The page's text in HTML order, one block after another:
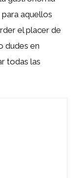
aquellos
el placer de
dudes en
todas las